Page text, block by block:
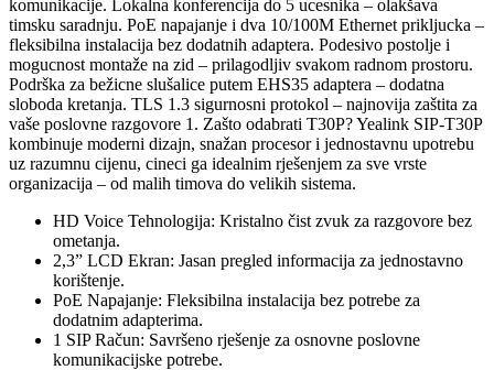
komunikacije. Lokalna konferencija do 5 ucesnika – olakšava
timsku saradnju. PoE napajanje i dva 10/100M Ethernet prikljucka –
fleksibilna instalacija bez dodatnih adaptera. Podesivo postolje i
mogucnost montaže na zid – prilagodljiv svakom radnom prostoru.
Podrška za bežicne slušalice putem EHS35 adaptera – dodatna
sloboda kretanja. TLS 1.3 sigurnosni protokol – najnovija zaštita za
vaše poslovne razgovore 1. Zašto odabrati T30P? Yealink SIP-T30P
kombinuje moderni dizajn, snažan procesor i jednostavnu upotrebu
uz razumnu cijenu, cineci ga idealnim rješenjem za sve vrste
organizacija – od malih timova do velikih sistema.
HD Voice Tehnologija: Kristalno čist zvuk za razgovore bez
ometanja.
2,3” LCD Ekran: Jasan pregled informacija za jednostavno
korištenje.
PoE Napajanje: Fleksibilna instalacija bez potrebe za
dodatnim adapterima.
1 SIP Račun: Savršeno rješenje za osnovne poslovne
komunikacijske potrebe.